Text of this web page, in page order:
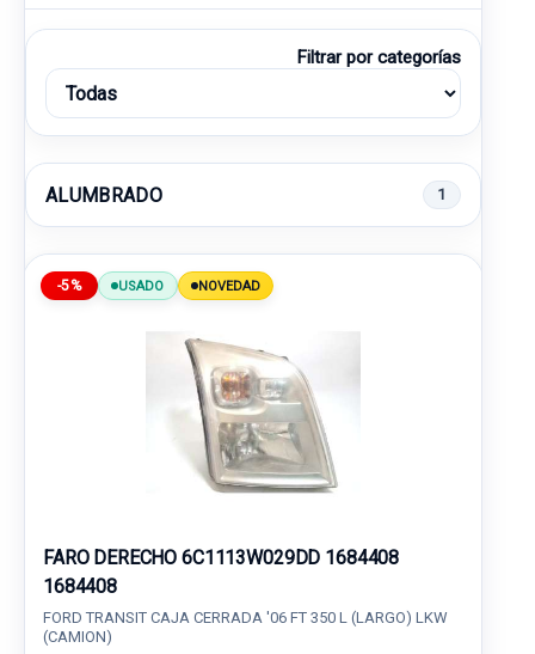
Filtrar por categorías
ALUMBRADO 1
-5% USADO NOVEDAD
FARO DERECHO 6C1113W029DD 1684408
1684408
FORD TRANSIT CAJA CERRADA '06 FT 350 L (LARGO) LKW
(CAMION)